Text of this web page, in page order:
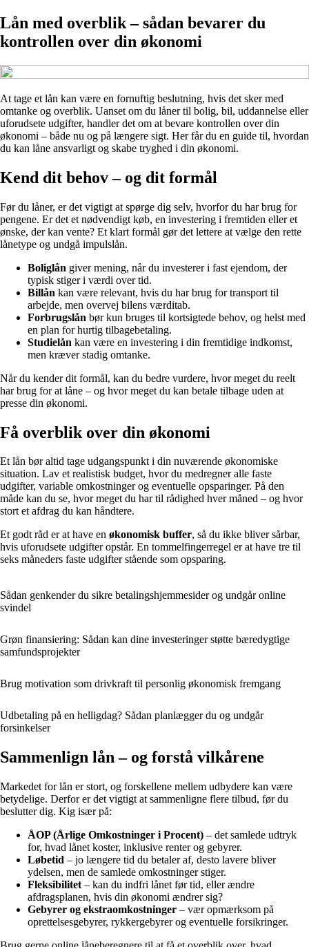
Lån med overblik – sådan bevarer du
kontrollen over din økonomi
At tage et lån kan være en fornuftig beslutning, hvis det sker med
omtanke og overblik. Uanset om du låner til bolig, bil, uddannelse eller
uforudsete udgifter, handler det om at bevare kontrollen over din
økonomi – både nu og på længere sigt. Her får du en guide til, hvordan
du kan låne ansvarligt og skabe tryghed i din økonomi.
Kend dit behov – og dit formål
Før du låner, er det vigtigt at spørge dig selv, hvorfor du har brug for
pengene. Er det et nødvendigt køb, en investering i fremtiden eller et
ønske, der kan vente? Et klart formål gør det lettere at vælge den rette
lånetype og undgå impulslån.
Boliglån giver mening, når du investerer i fast ejendom, der
typisk stiger i værdi over tid.
Billån kan være relevant, hvis du har brug for transport til
arbejde, men overvej bilens værditab.
Forbrugslån bør kun bruges til kortsigtede behov, og helst med
en plan for hurtig tilbagebetaling.
Studielån kan være en investering i din fremtidige indkomst,
men kræver stadig omtanke.
Når du kender dit formål, kan du bedre vurdere, hvor meget du reelt
har brug for at låne – og hvor meget du kan betale tilbage uden at
presse din økonomi.
Få overblik over din økonomi
Et lån bør altid tage udgangspunkt i din nuværende økonomiske
situation. Lav et realistisk budget, hvor du medregner alle faste
udgifter, variable omkostninger og eventuelle opsparinger. På den
måde kan du se, hvor meget du har til rådighed hver måned – og hvor
stort et afdrag du kan håndtere.
Et godt råd er at have en økonomisk buffer, så du ikke bliver sårbar,
hvis uforudsete udgifter opstår. En tommelfingerregel er at have tre til
seks måneders faste udgifter stående som opsparing.
Sådan genkender du sikre betalingshjemmesider og undgår online
svindel
Grøn finansiering: Sådan kan dine investeringer støtte bæredygtige
samfundsprojekter
Brug motivation som drivkraft til personlig økonomisk fremgang
Udbetaling på en helligdag? Sådan planlægger du og undgår
forsinkelser
Sammenlign lån – og forstå vilkårene
Markedet for lån er stort, og forskellene mellem udbydere kan være
betydelige. Derfor er det vigtigt at sammenligne flere tilbud, før du
beslutter dig. Kig især på:
ÅOP (Årlige Omkostninger i Procent) – det samlede udtryk
for, hvad lånet koster, inklusive renter og gebyrer.
Løbetid – jo længere tid du betaler af, desto lavere bliver
ydelsen, men de samlede omkostninger stiger.
Fleksibilitet – kan du indfri lånet før tid, eller ændre
afdragsplanen, hvis din økonomi ændrer sig?
Gebyrer og ekstraomkostninger – vær opmærksom på
oprettelsesgebyrer, rykkergebyrer og eventuelle forsikringer.